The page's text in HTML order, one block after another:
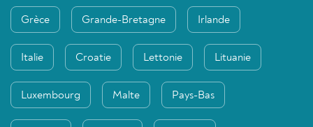
Grèce Grande-Bretagne Irlande
Italie Croatie Lettonie Lituanie
Luxembourg Malte Pays-Bas